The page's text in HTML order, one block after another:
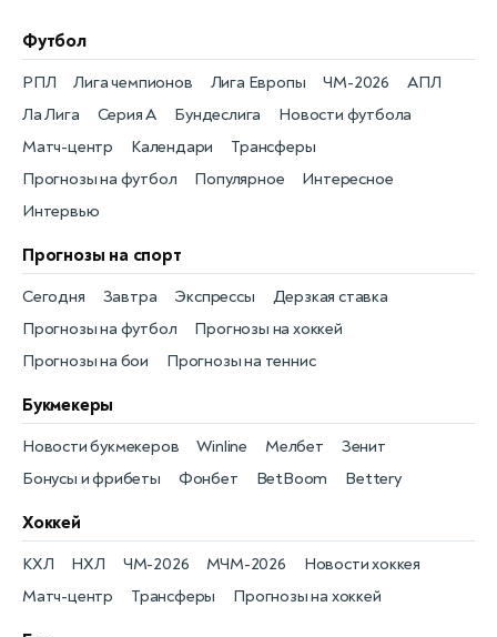
Футбол
Новости футбола
РПЛ
Матч-центр
Лига чемпионов
Календари
Лига Европы
Трансферы
ЧМ-2026
Прогнозы на футбол
АПЛ
Популярное
Ла Лига
Интересное
Серия А
Интервью
Бундеслига
Прогнозы на спорт
Прогнозы на футбол
Сегодня
Прогнозы на хоккей
Завтра
Прогнозы на бои
Экспрессы
Прогнозы на теннис
Дерзкая ставка
Букмекеры
Бонусы и фрибеты
Новости букмекеров
Фонбет
Winline
BetBoom
Мелбет
Bettery
Зенит
Хоккей
Новости хоккея
КХЛ
Матч-центр
НХЛ
Трансферы
ЧМ-2026
Прогнозы на хоккей
МЧМ-2026